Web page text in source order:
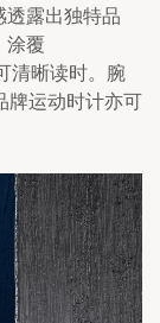
透露出独特品
涂覆
清晰读时。腕
牌运动时计亦可